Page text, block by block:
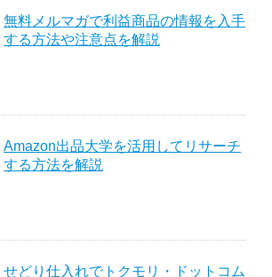
無料メルマガで利益商品の情報を入手
する方法や注意点を解説
Amazon出品大学を活用してリサーチ
する方法を解説
せどり仕入れでトクモリ・ドットコム